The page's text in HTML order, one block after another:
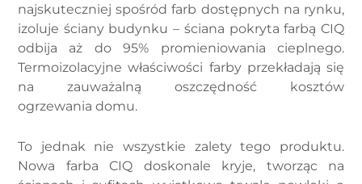
najskuteczniej spośród farb dostępnych na rynku,
izoluje ściany budynku – ściana pokryta farbą CIQ
odbija aż do 95% promieniowania cieplnego.
Termoizolacyjne właściwości farby przekładają się
na zauważalną oszczędność kosztów
ogrzewania domu.
To jednak nie wszystkie zalety tego produktu.
Nowa farba CIQ doskonale kryje, tworząc na